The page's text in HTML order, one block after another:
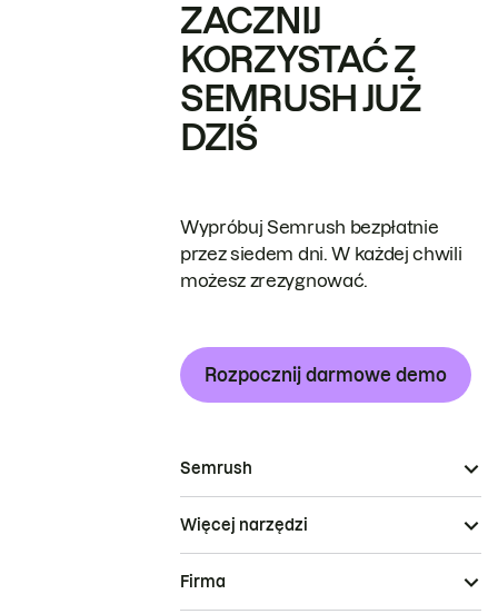
ZACZNIJ
KORZYSTAĆ Z
SEMRUSH JUŻ
DZIŚ
Wypróbuj Semrush bezpłatnie
przez siedem dni. W każdej chwili
możesz zrezygnować.
Rozpocznij darmowe demo
Semrush
Więcej narzędzi
Firma